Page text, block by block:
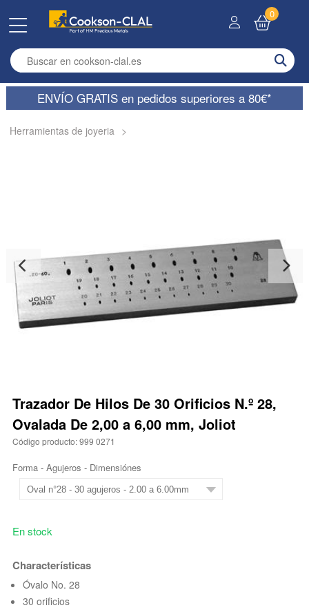
Enter search term
0
ENVÍO GRATIS en pedidos superiores a 80€*
Herramientas de joyeria >
Trazador De Hilos De 30 Orificios N.º 28,
Ovalada De 2,00 a 6,00 mm, Joliot
Código producto: 999 0271
Forma - Agujeros - Dimensiónes
En stock
Characterísticas
Óvalo No. 28
30 orificios